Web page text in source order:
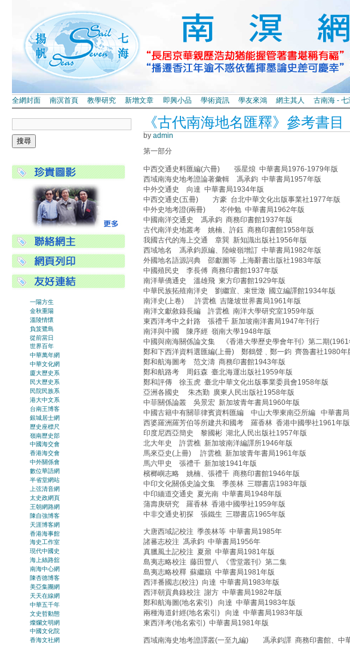
全網封面 南溟首頁 教學研究 新增文章 即興小品 學術資訊 學友來鴻 網主其人 古南海 - 七
《古代南海地名匯釋》參考書目
by admin
第一部分
中西交通史料匯編(六冊) 張星烺 中華書局1976-1979年版
西域南海史地考證論著彙輯 馮承鈞 中華書局1957年版
中外交通史 向達 中華書局1934年版
中西交通史(五冊) 方豪 台北中華文化出版事業社1977年版
中外史地考證(兩冊) 岑仲勉 中華書局1962年版
中國南洋交通史 馮承鈞 商務印書館1937年版
古代南洋史地叢考 姚楠、許鈺 商務印書館1958年版
我國古代的海上交通 章巽 新知識出版社1956年版
西域地名 馮承鈞原編、陸峻嶺增訂 中華書局1982年版
外國地名語源詞典 邵獻圖等 上海辭書出版社1983年版
中國殖民史 李長傅 商務印書館1937年版
南洋華僑通史 溫雄飛 東方印書館1929年版
中華民族拓殖南洋史 劉繼宣、束世澂 國立編譯館1934年版
南洋史(上卷) 許雲樵 吉隆坡世界書局1961年版
南洋文獻敘錄長編 許雲樵 南洋大學研究室1959年版
東西洋考中之針路 張禮千 新加坡南洋書局1947年刊行
南洋與中國 陳序經 嶺南大學1948年版
中國與南海關係論文集 《香港大學歷史學會年刊》第二期(1961
鄭和下西洋資料選匯編(上冊) 鄭鶴聲﹑鄭一鈞 齊魯書社1980年
鄭和航海圖考 范文濤 商務印書館1943年版
鄭和航路考 周鈺森 臺北海運出版社1959年版
鄭和評傳 徐玉虎 臺北中華文化出版事業委員會1958年版
亞洲各國史 朱杰勤 廣東人民出版社1958年版
中菲關係論叢 吳景宏 新加坡青年書局1960年版
中國古籍中有關菲律賓資料匯編 中山大學東南亞所編 中華書
西婆羅洲羅芳伯等所建共和國考 羅香林 香港中國學社1961年版
印度尼西亞簡史 黎國彬 湖北人民出版社1957年版
北大年史 許雲樵 新加坡南洋編譯所1946年版
馬來亞史(上冊) 許雲樵 新加坡青年書局1961年版
馬六甲史 張禮千 新加坡1941年版
檳榔嶼志略 姚楠、張禮千 商務印書館1946年版
中印文化關係史論文集 季羨林 三聯書店1983年版
中印緬道交通史 夏光南 中華書局1948年版
蒲壽庚研究 羅香林 香港中國學社1959年版
中非交通史初探 張鐵生 三聯書店1965年版
大唐西域記校注 季羨林等 中華書局1985年
諸蕃志校注 馮承鈞 中華書局1956年
真臘風土記校注 夏鼐 中華書局1981年版
島夷志略校注 藤田豐八 《雪堂叢刊》第二集
島夷志略校釋 蘇繼廎 中華書局1981年版
西洋番國志(校注) 向達 中華書局1983年版
西洋朝貢典錄校注 謝方 中華書局1982年版
鄭和航海圖(地名索引) 向達 中華書局1983年版
兩種海道針經(地名索引) 向達 中華書局1983年版
東西洋考(地名索引) 中華書局1981年版
西域南海史地考證譯叢(一至九編) 馮承鈞譯 商務印書館、中
一陽方生
金秋重陽
溫陵情懷
負笈鷺島
從前當日
世界百年
中華萬年網
中華文化網
廈大歷史系
民大歷史系
民院民族系
港大中文系
台南王博客
銀城居士網
歷史座標尺
嶺南歷史部
中國海交會
香港海交會
中外關係會
數位華語網
半省堂網站
上弦清音網
太史政網頁
王朝網路網
陳自強博客
天涯博客網
香港海事館
海史工作室
現代中國史
海上絲路舘
南海中心網
陳杏德博客
美亞集團網
天天在線網
中華五千年
文史哲動態
燦爛文明網
中國文化院
香海文社網